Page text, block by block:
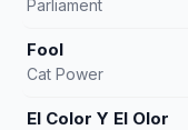
Parliament
Fool
Cat Power
El Color Y El Olor